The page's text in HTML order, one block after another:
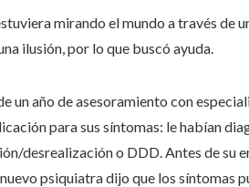
mirando el mundo a través de
ilusión, por lo que buscó ayuda.
un año de asesoramiento con
para sus síntomas: le habían
desrealización o DDD. Antes de su
psiquiatra dijo que los síntomas